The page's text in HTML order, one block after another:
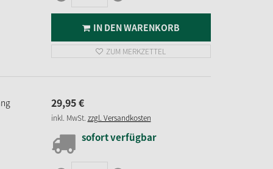
IN DEN WARENKORB
ZUM MERKZETTEL
29,95€
inkl. MwSt. zzgl. Versandkosten
sofort verfügbar